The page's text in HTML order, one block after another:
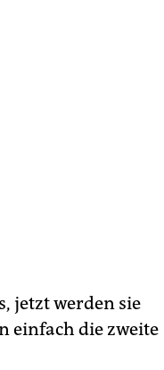
jetzt werden sie
einfach die zweite